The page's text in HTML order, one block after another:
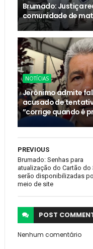
Brumado: Justiça
comunidade de
NOTÍCIAS
Jerônimo admite
acusado de
”corrige quando é
PREVIOUS
Brumado: Senhas para
atualização do Cartão do
serão disponibilizadas
meio de site
POST
Nenhum comentário